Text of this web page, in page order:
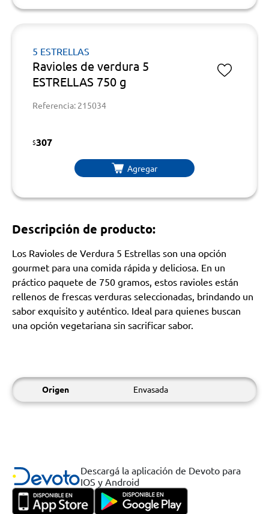
5 ESTRELLAS
Ravioles de verdura 5
ESTRELLAS 750 g
Referencia: 215034
$307
Agregar
Descripción de producto:
Los Ravioles de Verdura 5 Estrellas son una opción
gourmet para una comida rápida y deliciosa. En un
práctico paquete de 750 gramos, estos ravioles están
rellenos de frescas verduras seleccionadas, brindando un
sabor exquisito y auténtico. Ideal para quienes buscan
una opción vegetariana sin sacrificar sabor.
Origen Envasada
Descargá la aplicación de Devoto para
IOS y Android